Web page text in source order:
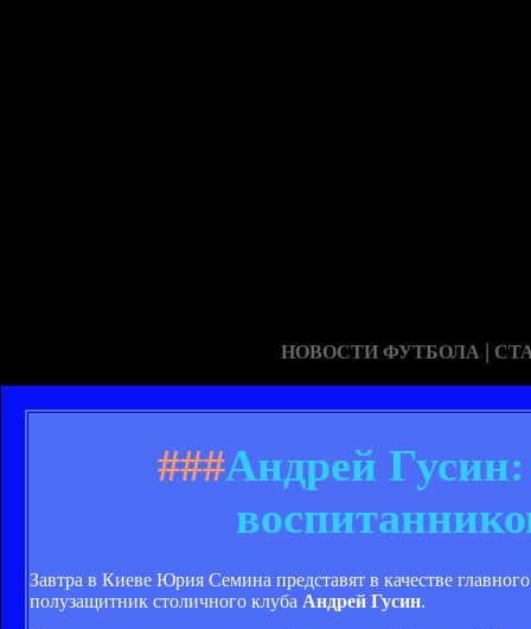
НОВОСТИ ФУТБОЛА |
###Андрей
Завтра в Киеве Юрия Семина представят в качестве
полузащитник столичного клуба Андрей Гусин.